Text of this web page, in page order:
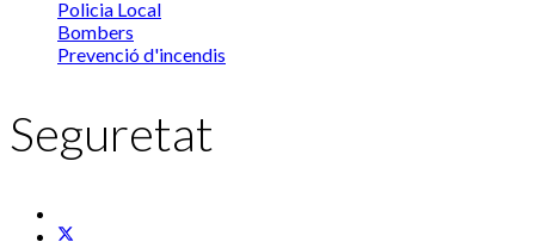
Policia Local
Bombers
Prevenció d'incendis
Seguretat